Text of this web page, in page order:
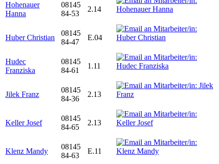
Hohenauer
Hanna
08145
84-53
2.14
Huber Christian
08145
84-47
E.04
Hudec
Franziska
08145
84-61
1.11
Jilek Franz
08145
84-36
2.13
Keller Josef
08145
84-65
2.13
Klenz Mandy
08145
84-63
E.11